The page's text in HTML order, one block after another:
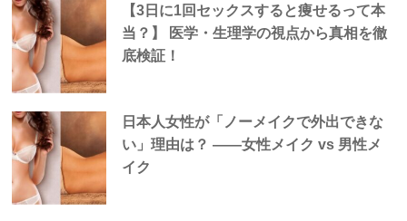
【3日に1回セックスすると痩せるって本
当？】 医学・生理学の視点から真相を徹
底検証！
日本人女性が「ノーメイクで外出できな
い」理由は？ —―女性メイク vs 男性メ
イク